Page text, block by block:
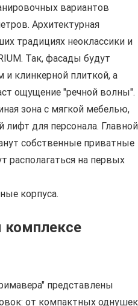
вариантов
Архитектурная
традициях неоклассики и
Так, фасады будут
клинкерной плиткой, а
ощущение "речной волны".
зона с мягкой мебелью,
для персонала. Главной
собственные приватные
располагаться на первых
корпуса.
представлены
от компактных однушек